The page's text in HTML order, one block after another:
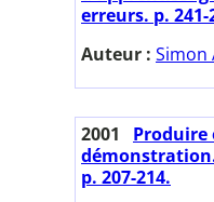
erreurs. p. 241-
Auteur : Simon
2001
Produire
p. 207-214.